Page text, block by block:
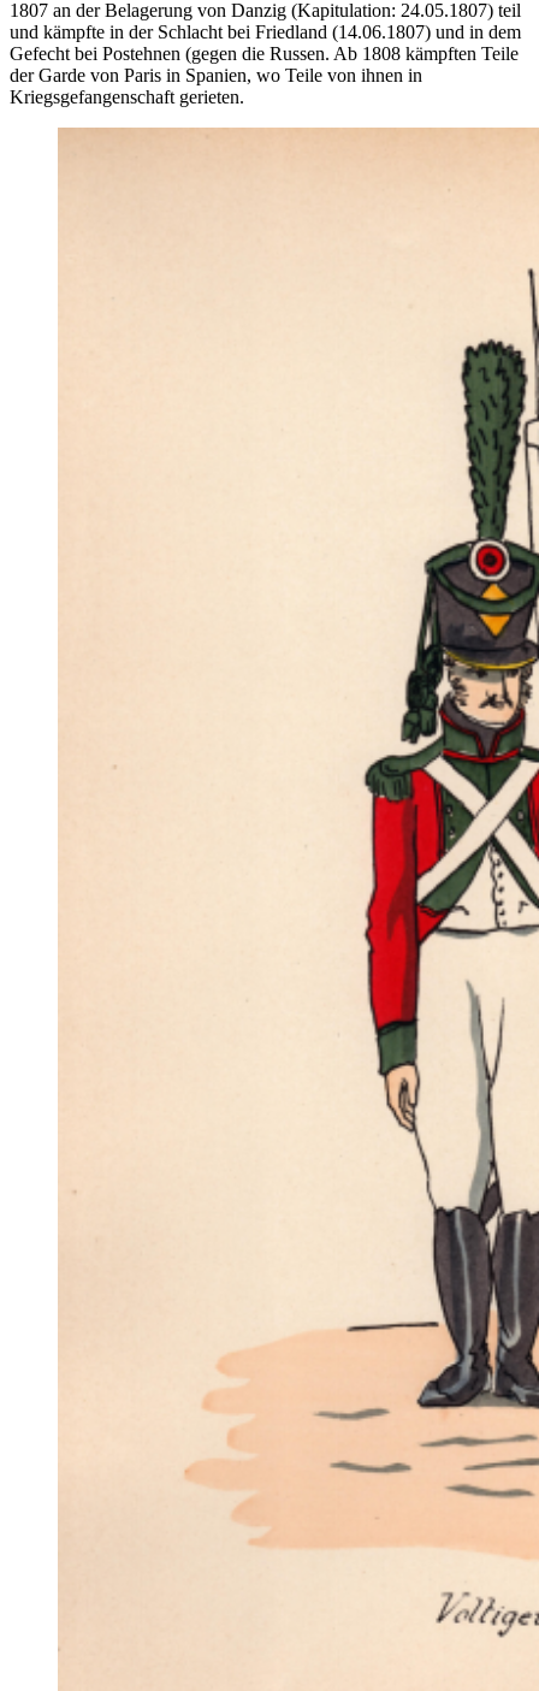
1807 an der Belagerung von Danzig (Kapitulation: 24.05.1807) teil
und kämpfte in der Schlacht bei Friedland (14.06.1807) und in dem
Gefecht bei Postehnen (gegen die Russen. Ab 1808 kämpften Teile
der Garde von Paris in Spanien, wo Teile von ihnen in
Kriegsgefangenschaft gerieten.